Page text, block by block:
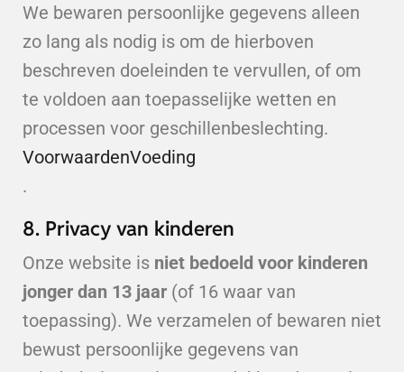
We bewaren persoonlijke gegevens alleen
zo lang als nodig is om de hierboven
beschreven doeleinden te vervullen, of om
te voldoen aan toepasselijke wetten en
processen voor geschillenbeslechting.
VoorwaardenVoeding
.
8. Privacy van kinderen
Onze website is niet bedoeld voor kinderen
jonger dan 13 jaar (of 16 waar van
toepassing). We verzamelen of bewaren niet
bewust persoonlijke gegevens van